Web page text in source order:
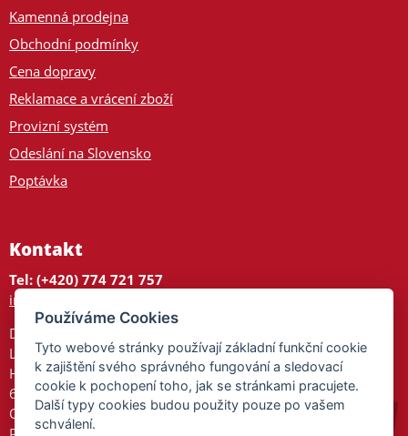
Kamenná prodejna
Obchodní podmínky
Cena dopravy
Reklamace a vrácení zboží
Provizní systém
Odeslání na Slovensko
Poptávka
Kontakt
Tel: (+420) 774 721 757
info@tajnedarky.cz
Dárkové centrum
Legionářů 2
Hodonín
695 01
Otevřeno:
Používáme Cookies
Tyto webové stránky používají základní funkční cookie
k zajištění svého správného fungování a sledovací
cookie k pochopení toho, jak se stránkami pracujete.
Další typy cookies budou použity pouze po vašem
schválení.